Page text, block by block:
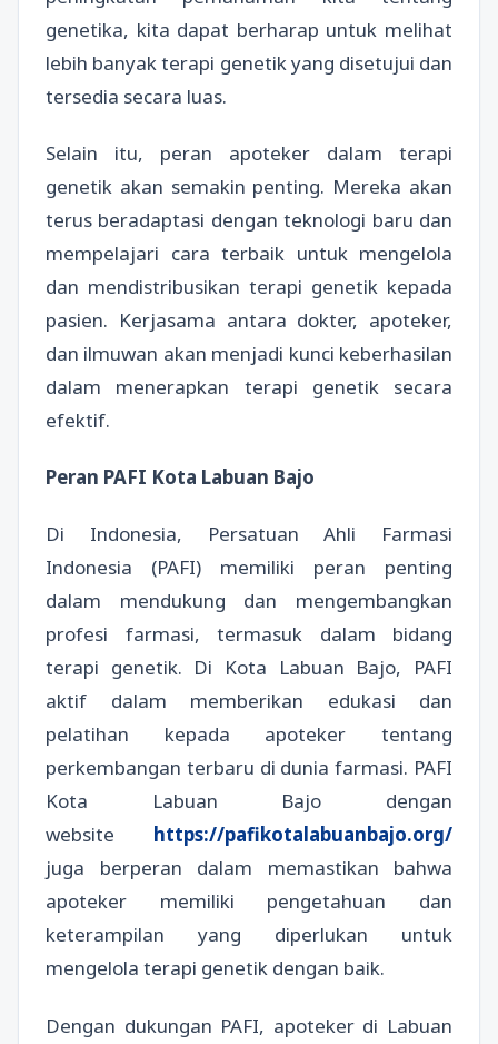
genetika, kita dapat berharap untuk melihat
lebih banyak terapi genetik yang disetujui dan
tersedia secara luas.
Selain itu, peran apoteker dalam terapi
genetik akan semakin penting. Mereka akan
terus beradaptasi dengan teknologi baru dan
mempelajari cara terbaik untuk mengelola
dan mendistribusikan terapi genetik kepada
pasien. Kerjasama antara dokter, apoteker,
dan ilmuwan akan menjadi kunci keberhasilan
dalam menerapkan terapi genetik secara
efektif.
Peran PAFI Kota Labuan Bajo
Di Indonesia, Persatuan Ahli Farmasi
Indonesia (PAFI) memiliki peran penting
dalam mendukung dan mengembangkan
profesi farmasi, termasuk dalam bidang
terapi genetik. Di Kota Labuan Bajo, PAFI
aktif dalam memberikan edukasi dan
pelatihan kepada apoteker tentang
perkembangan terbaru di dunia farmasi. PAFI
Kota Labuan Bajo dengan
website https://pafikotalabuanbajo.org/
juga berperan dalam memastikan bahwa
apoteker memiliki pengetahuan dan
keterampilan yang diperlukan untuk
mengelola terapi genetik dengan baik.
Dengan dukungan PAFI, apoteker di Labuan